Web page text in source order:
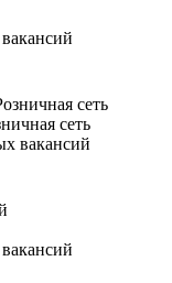
сеть
вакансий